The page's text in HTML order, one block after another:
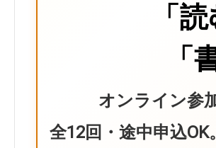
「
「
オンライン参
全12回・途中申込